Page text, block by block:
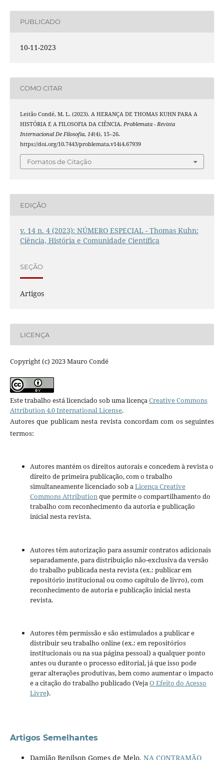
PUBLICADO
10-11-2023
COMO CITAR
Leitão Condé, M. L. (2023). A HERANÇA DE THOMAS KUHN PARA A
HISTÓRIA E A FILOSOFIA DA CIÊNCIA. Problemata - Revista
Internacional De Filosofia, 14(4), 15–26.
https://doi.org/10.7443/problemata.v14i4.67939
Fomatos de Citação
EDIÇÃO
v. 14 n. 4 (2023): NÚMERO ESPECIAL - Thomas Kuhn:
Ciência, História e Comunidade Científica
SEÇÃO
Artigos
LICENÇA
Copyright (c) 2023 Mauro Condé
Este trabalho está licenciado sob uma licençaCreative Commons
Attribution 4.0 International License.
Autores que publicam nesta revista concordam com os seguintes
termos:
Autores mantém os direitos autorais e concedem à revista o
direito de primeira publicação, com o trabalho
simultaneamente licenciado sob aLicença Creative
Commons Attributionque permite o compartilhamento do
trabalho com reconhecimento da autoria e publicação
inicial nesta revista.
Autores têm autorização para assumir contratos adicionais
separadamente, para distribuição não-exclusiva da versão
do trabalho publicada nesta revista (ex.: publicar em
repositório institucional ou como capítulo de livro), com
reconhecimento de autoria e publicação inicial nesta
revista.
Autores têm permissão e são estimulados a publicar e
distribuir seu trabalho online (ex.: em repositórios
institucionais ou na sua página pessoal) a qualquer ponto
antes ou durante o processo editorial, já que isso pode
gerar alterações produtivas, bem como aumentar o impacto
e a citação do trabalho publicado (Veja O Efeito do Acesso
Livre).
Artigos Semelhantes
Damião Benilson Gomes de Melo, NA CONTRAMÃO